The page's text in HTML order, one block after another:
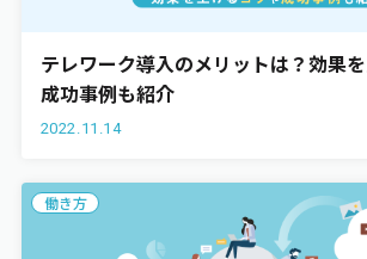
テレワーク導入のメリットは？効果
成功事例も紹介
2022.11.14
働き方